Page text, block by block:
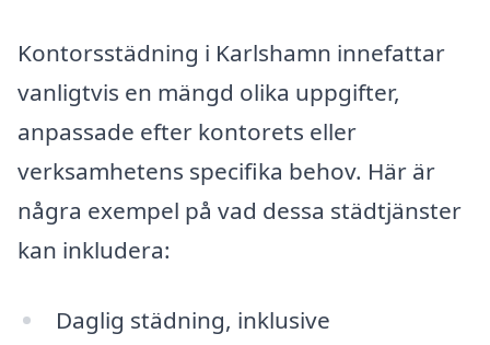
Kontorsstädning i Karlshamn innefattar
vanligtvis en mängd olika uppgifter,
anpassade efter kontorets eller
verksamhetens specifika behov. Här är
några exempel på vad dessa städtjänster
kan inkludera:
Daglig städning, inklusive